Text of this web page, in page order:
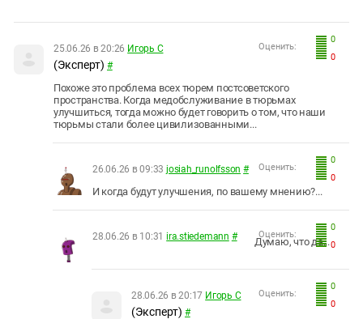
0
0
Оценить:
25.06.26 в 20:26 Игорь С
(Эксперт) #
Похоже это проблема всех тюрем постсоветского
пространства. Когда медобслуживание в тюрьмах
улучшиться, тогда можно будет говорить о том, что наши
тюрьмы стали более цивилизованными...
0
0
Оценить:
26.06.26 в 09:33 josiah_runolfsson #
И когда будут улучшения, по вашему мнению?...
0
0
Оценить:
28.06.26 в 10:31 ira.stiedemann # Думаю, что да...
0
0
Оценить:
28.06.26 в 20:17 Игорь С
(Эксперт) #